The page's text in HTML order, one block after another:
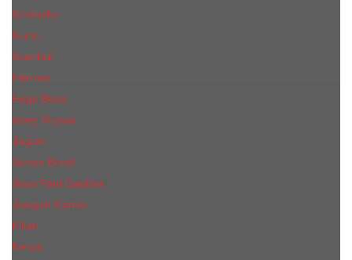
Givenchy
Gucci
Guerlain
Hermes
Hugo Boss
Issey Miyake
Jaguar
James Bond
Jean Paul Gaultier
Joaquin Сortes
Kilian
Kenzo